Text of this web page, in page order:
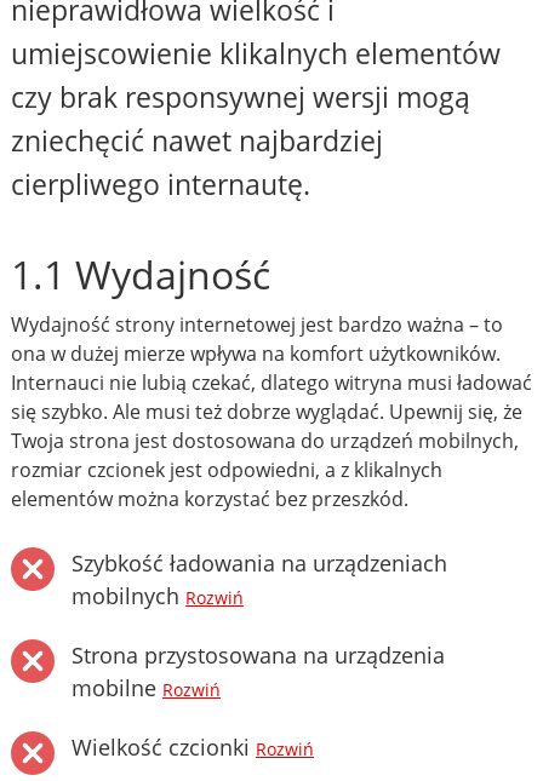
nieprawidłowa wielkość i
umiejscowienie klikalnych elementów
czy brak responsywnej wersji mogą
zniechęcić nawet najbardziej
cierpliwego internautę.
1.1 Wydajność
Wydajność strony internetowej jest bardzo ważna – to
ona w dużej mierze wpływa na komfort użytkowników.
Internauci nie lubią czekać, dlatego witryna musi ładować
się szybko. Ale musi też dobrze wyglądać. Upewnij się, że
Twoja strona jest dostosowana do urządzeń mobilnych,
rozmiar czcionek jest odpowiedni, a z klikalnych
elementów można korzystać bez przeszkód.
Szybkość ładowania na urządzeniach
mobilnych Rozwiń
Strona przystosowana na urządzenia
mobilne Rozwiń
Wielkość czcionki Rozwiń